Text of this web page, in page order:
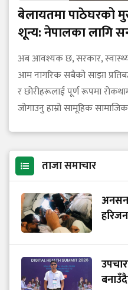
बेलायतमा पाठेघरको
शून्य: नेपालका लागि
अब आवश्यक छ, सरकार,
आम नागरिक सबैको साझा
र छोरीहरूलाई पूर्ण रूपमा
जोगाउनु हाम्रो सामूहिक सामाजिक
ताजा समाचार